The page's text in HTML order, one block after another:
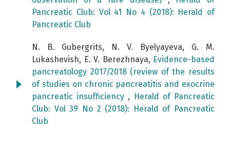
Pancreatic Club: Vol 41 No 4 (2018): Herald of
Pancreatic Club
N. B. Gubergrits, N. V. Byelyayeva, G. M.
Lukashevish, E. V. Berezhnaya, Evidence-based
pancreatology 2017/2018 (review of the results
of studies on chronic pancreatitis and exocrine
pancreatic insufficiency , Herald of Pancreatic
Club: Vol 39 No 2 (2018): Herald of Pancreatic
Club